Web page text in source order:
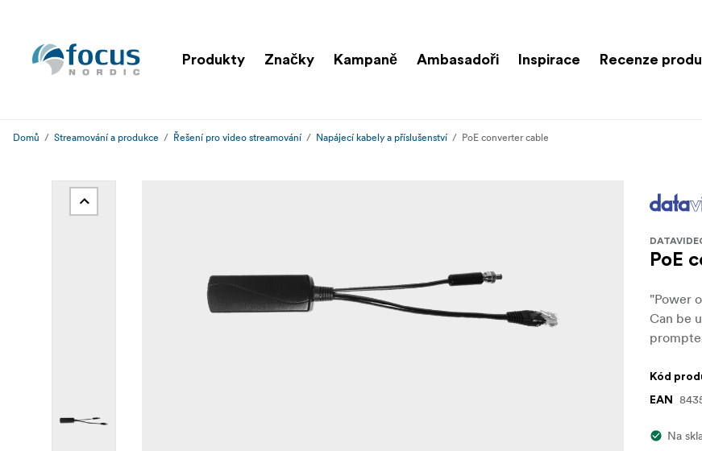
Produkty Značky Kampaně Ambasadoři Inspirace Recenze
Domů Streamování a produkce Řešení pro video streamování Napájecí kabely a příslušenství PoE converter cable
PoE
"Power
Can be
Kód
EAN
Na